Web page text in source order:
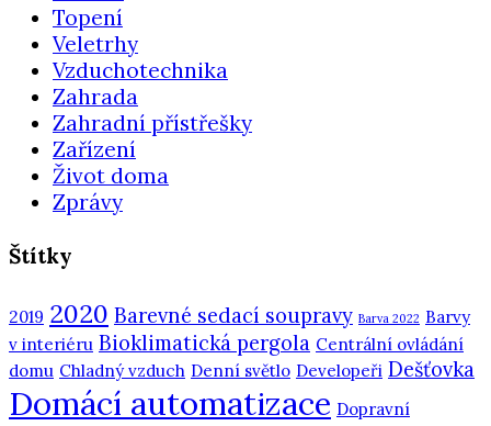
Topení
Veletrhy
Vzduchotechnika
Zahrada
Zahradní přístřešky
Zařízení
Život doma
Zprávy
Štítky
2019 2020 Barevné sedací soupravy Barva 2022 Barvy
v interiéru Bioklimatická pergola Centrální ovládání
domu Chladný vzduch Denní světlo Developeři Dešťovka
Domácí automatizace Dopravní